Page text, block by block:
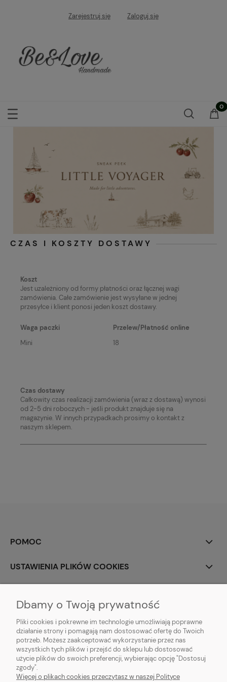
Zarejestruj się Zaloguj się
CZAS I KOSZTY DOSTAWY
Koszt
Jest uzależniony od formy płatności oraz łącznej wagi
zamówienia. Całe zamówienie jest wysyłane w jednej
przesyłce i klient ponosi jeden koszt dostawy.
Waga paczki
Przelew/Płatność online
Mini
18
Czas dostawy
Całkowity czas realizacji zamówienia (wraz z dostawą) wynosi
od 2-5 dni roboczych - jeśli produkt znajduje się na
magazynie. W innych przypadkach prosimy o kontakt z
naszym sklepem.
POMOC
USTAWIENIA PLIKÓW COOKIES
PŁATNOŚCI I DOSTAWA
INFORMACJE
O NAS
Dbamy o Twoją prywatność
Pliki cookies i pokrewne im technologie umożliwiają poprawne
działanie strony i pomagają nam dostosować ofertę do Twoich
potrzeb. Możesz zaakceptować wykorzystanie przez nas
wszystkich tych plików i przejść do sklepu lub dostosować
użycie plików do swoich preferencji, wybierając opcję "Dostosuj
zgody".
Więcej o plikach cookies przeczytasz w naszej Polityce